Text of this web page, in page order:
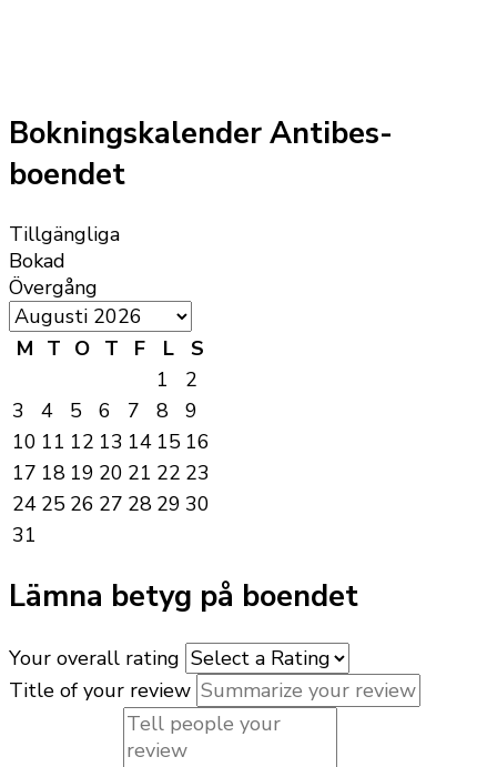
Bokningskalender Antibes-
boendet
Tillgängliga
Bokad
Övergång
M T O T F L
S
1
2
3
4 5 6 7 8
9
10 11 12 13 14 15 16
17 18 19 20 21 22 23
24 25 26 27 28 29 30
31
Lämna betyg på boendet
Your overall rating
Title of your review